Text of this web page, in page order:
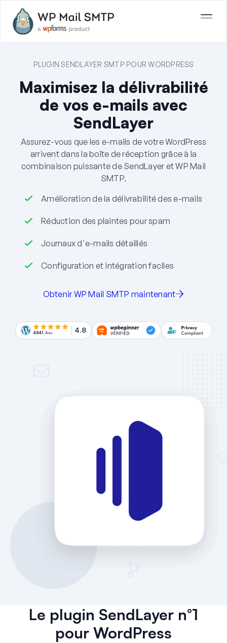
PLUGIN SENDLAYER SMTP POUR WORDPRESS
Maximisez la délivrabilité
de vos e-mails avec
SendLayer
Assurez-vous que les e-mails de votre WordPress
arrivent dans la boîte de réception grâce à la
combinaison puissante de SendLayer et WP Mail
SMTP.
Amélioration de la délivrabilité des e-mails
Réduction des plaintes pour spam
Journaux d'e-mails détaillés
Configuration et intégration faciles
Obtenir WP Mail SMTP maintenant
4841 Avis 4.8
Le plugin SendLayer n°1
pour WordPress